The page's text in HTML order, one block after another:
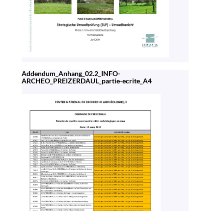
Addendum_Anhang_02.2_INFO-
ARCHEO_PREIZERDAUL_partie-ecrite_A4